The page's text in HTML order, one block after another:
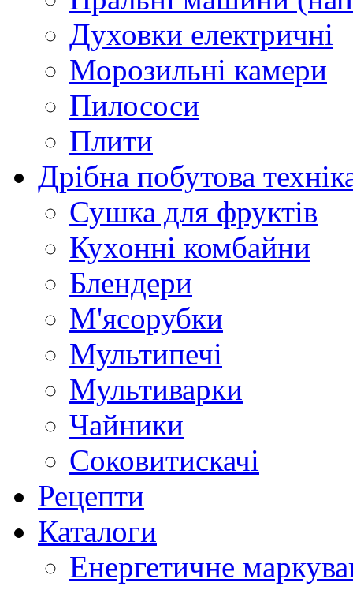
Духовки електричні
Морозильні камери
Пилососи
Плити
Дрібна побутова
Сушка для фруктів
Кухонні комбайни
Блендери
М'ясорубки
Мультипечі
Мультиварки
Чайники
Соковитискачі
Рецепти
Каталоги
Енергетичне